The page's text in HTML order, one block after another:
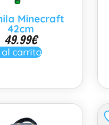
Minecraft
42cm
49.99€
al carrito